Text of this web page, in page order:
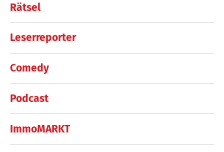
Rätsel
Leserreporter
Comedy
Podcast
ImmoMARKT